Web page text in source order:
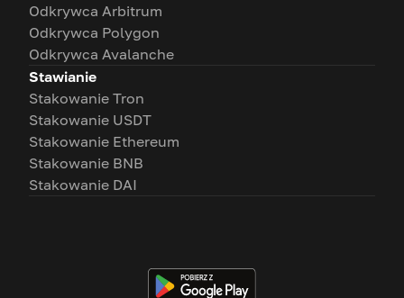
Odkrywca Arbitrum
Odkrywca Polygon
Odkrywca Avalanche
Stawianie
Stakowanie Tron
Stakowanie USDT
Stakowanie Ethereum
Stakowanie BNB
Stakowanie DAI